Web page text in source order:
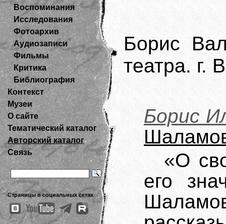
Воспоминания
Исследования
Фотоархив
Аудиозаписи
Фильмы
Критика
Библиография
Контекст
Музеи
О сайте
Тематический каталог
Авторский каталог
Связь
Страницы в социальных сетях
Борис
театра. г.
Борис
«О
его